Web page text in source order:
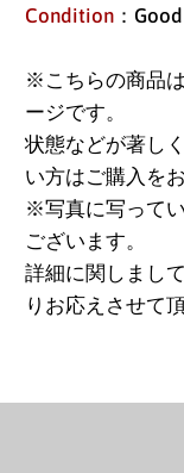
Condition ：
※こちらの商品
ージです。
状態などが著し
い方はご購入を
※写真に写って
ございます。
詳細に関しまし
りお応えさせて
アセンション島
£)
アゼルバイジャン
(AZN ₼)
アフガニスタン
؋)
アメリカ合衆国